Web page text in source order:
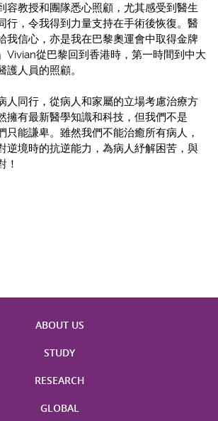
容教授和團隊悉心照顧，尤其感受到醫生
行，令我得到力量支持在手術後恢復。醫
我信心，亦是我在巴黎奧運會中取得金牌
Vivian從巴黎回到香港時，第一時間到中大
人員的照顧。
人同行，從病人和家屬的立場考慮治療方
擁有最新醫學知識和科技，但我們不是
只能謙卑。雖然我們不能治癒所有病人，
逆境時的抗逆能力，為病人紓解困苦，與
！
ABOUT US
STUDY
RESEARCH
GLOBAL